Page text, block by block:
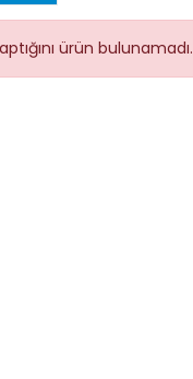
ürün bulunamadı.